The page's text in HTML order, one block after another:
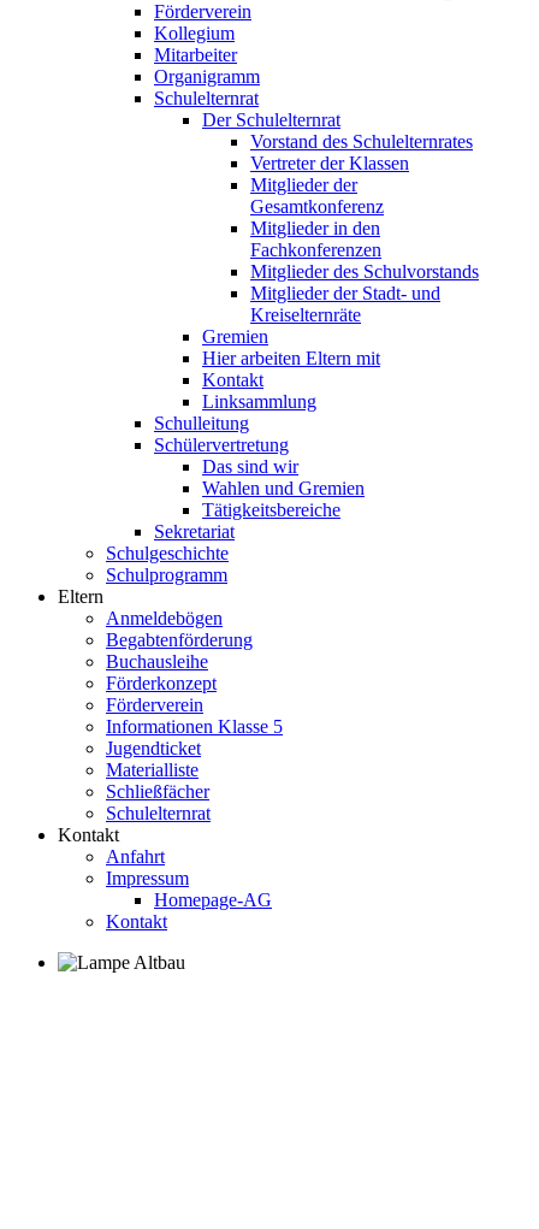
Förderverein
Kollegium
Mitarbeiter
Organigramm
Schulelternrat
Der Schulelternrat
Vorstand des Schulelternrates
Vertreter der Klassen
Mitglieder der
Gesamtkonferenz
Mitglieder in den
Fachkonferenzen
Mitglieder des Schulvorstands
Mitglieder der Stadt- und
Kreiselternräte
Gremien
Hier arbeiten Eltern mit
Kontakt
Linksammlung
Schulleitung
Schülervertretung
Das sind wir
Wahlen und Gremien
Tätigkeitsbereiche
Sekretariat
Schulgeschichte
Schulprogramm
Eltern
Anmeldebögen
Begabtenförderung
Buchausleihe
Förderkonzept
Förderverein
Informationen Klasse 5
Jugendticket
Materialliste
Schließfächer
Schulelternrat
Kontakt
Anfahrt
Impressum
Homepage-AG
Kontakt